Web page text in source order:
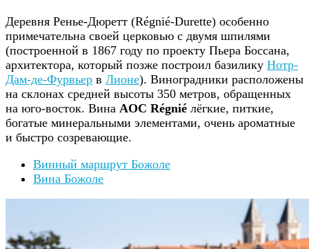
Деревня Ренье-Дюретт (Régnié-Durette) особенно
примечательна своей церковью с двумя шпилями
(построенной в 1867 году по проекту Пьера Боссана,
архитектора, который позже построил базилику Нотр-
Дам-де-Фурвьер в Лионе). Виноградники расположены
на склонах средней высоты 350 метров, обращенных
на юго-восток. Вина AOC Régnié лёгкие, питкие,
богатые минеральными элементами, очень ароматные
и быстро созревающие.
Винный маршрут Божоле
Вина Божоле